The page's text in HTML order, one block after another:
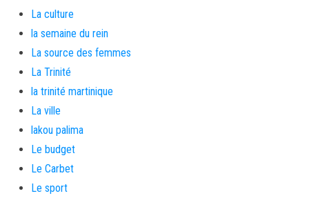
La culture
la semaine du rein
La source des femmes
La Trinité
la trinité martinique
La ville
lakou palima
Le budget
Le Carbet
Le sport